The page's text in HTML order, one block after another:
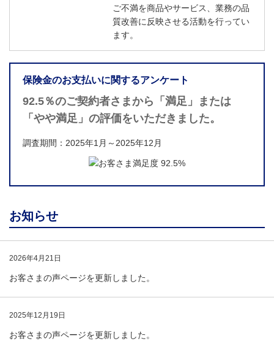
ご不満を商品やサービス、業務の品
質改善に反映させる活動を行ってい
ます。
保険金のお支払いに関するアンケート
92.5％のご契約者さまから「満足」または
「やや満足」の評価をいただきました。
調査期間：2025年1月～2025年12月
お知らせ
2026年4月21日
お客さまの声ページを更新しました。
2025年12月19日
お客さまの声ページを更新しました。